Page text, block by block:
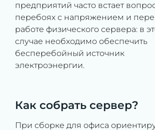
предприятий часто встает
перебоях с напряжением и
работе физического сервера: в
случае необходимо обеспечить
бесперебойный источник
электроэнергии.
Как собрать сервер?
При сборке для офиса